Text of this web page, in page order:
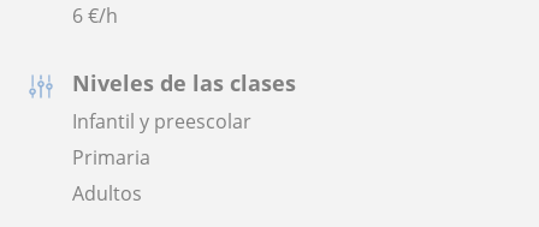
6€/h
Niveles de las clases
Infantil y preescolar
Primaria
Adultos